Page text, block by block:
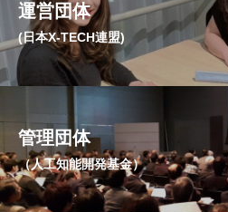
運営団体
(日本X-TECH連盟)
管理団体
（人工知能開発基金）